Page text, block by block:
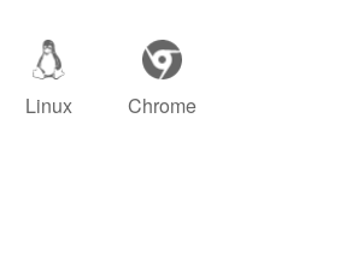
Linux Chrome